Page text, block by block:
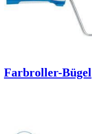
Farbroller-Bügel